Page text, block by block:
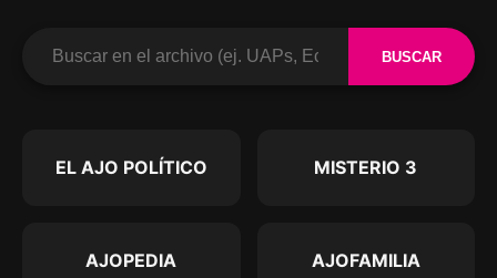
BUSCAR
EL AJO POLÍTICO MISTERIO 3
AJOPEDIA AJOFAMILIA